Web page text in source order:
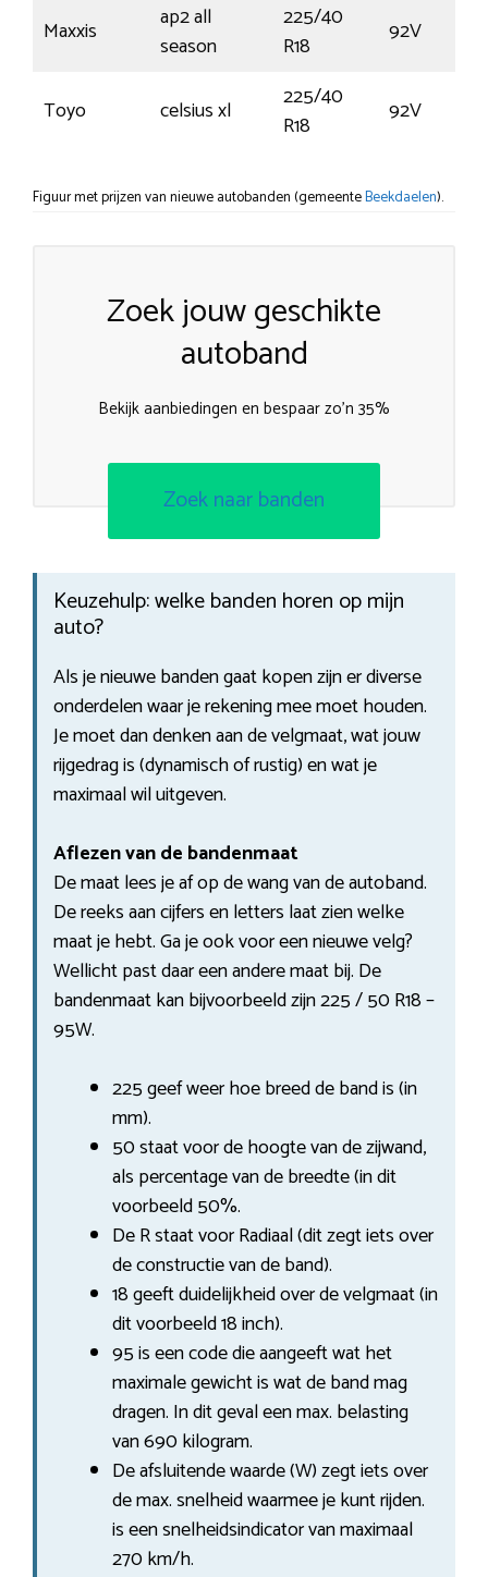
Maxxis
ap2 all
season
225/40
R18
92V
Toyo celsius xl
225/40
R18
92V
Figuur met prijzen van nieuwe autobanden (gemeenteBeekdaelen).
Zoek jouw geschikte
autoband
Bekijk aanbiedingen en bespaar zo’n 35%
Zoek naar banden
Keuzehulp: welke banden horen op mijn
auto?
Als je nieuwe banden gaat kopen zijn er diverse
onderdelen waar je rekening mee moet houden.
Je moet dan denken aan de velgmaat, wat jouw
rijgedrag is (dynamisch of rustig) en wat je
maximaal wil uitgeven.
Aflezen van de bandenmaat
De maat lees je af op de wang van de autoband.
De reeks aan cijfers en letters laat zien welke
maat je hebt. Ga je ook voor een nieuwe velg?
Wellicht past daar een andere maat bij. De
bandenmaat kan bijvoorbeeld zijn 225 / 50 R18 –
95W.
225 geef weer hoe breed de band is (in
mm).
50 staat voor de hoogte van de zijwand,
als percentage van de breedte (in dit
voorbeeld 50%.
De R staat voor Radiaal (dit zegt iets over
de constructie van de band).
18 geeft duidelijkheid over de velgmaat (in
dit voorbeeld 18 inch).
95 is een code die aangeeft wat het
maximale gewicht is wat de band mag
dragen. In dit geval een max. belasting
van 690 kilogram.
De afsluitende waarde (W) zegt iets over
de max. snelheid waarmee je kunt rijden.
is een snelheidsindicator van maximaal
270 km/h.